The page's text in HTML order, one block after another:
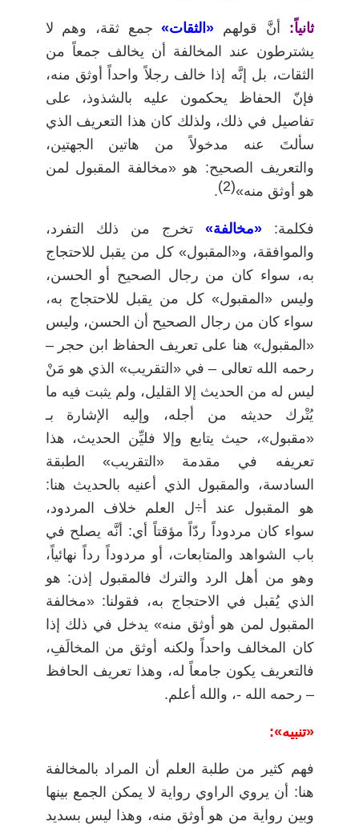
ثانياً: أنَّ قولهم «الثقات»جمع ثقة، وهم لا
يشترطون عند المخالفة أن يخالف جمعاً من
الثقات، بل إنَّه إذا خالف رجلاً واحداً أوثق منه،
فإنّ الحفاظ يحكمون عليه بالشذوذ، على
تفاصيل في ذلك، ولذلك كان هذا التعريف الذي
سألتَ عنه مدخولاً من هاتين الجهتين،
والتعريف الصحيح: هو «مخالفة المقبول لمن
هو أوثق منه»(2)
.
فكلمة:«مخالفة» تخرج من ذلك التفرد،
والموافقة، و«المقبول» كل من يقبل للاحتجاج
به، سواء كان من رجال الصحيح أو الحسن،
وليس «المقبول» كل من يقبل للاحتجاج به،
سواء كان من رجال الصحيح أن الحسن، وليس
«المقبول» هنا على تعريف الحفاظ ابن حجر –
رحمه الله تعالى – في «التقريب» الذي هو مَنْ
ليس له من الحديث إلا القليل، ولم يثبت فيه ما
يُتْرك حديثه من أجله، وإليه الإشارة بـ
«مقبول»، حيث يتابع وإلا فليِّن الحديث، هذا
تعريفه في مقدمة «التقريب» الطبقة
السادسة، والمقبول الذي أعنيه بالحديث هنا:
هو المقبول عند أ÷ل العلم خلاف المردود،
سواء كان مردوداً ردّاً مؤقتاً أي: أنَّه يصلح في
باب الشواهد والمتابعات، أو مردوداً رداً نهائياً،
وهو من أهل الرد والترك فالمقبول إذن: هو
الذي يُقبل في الاحتجاج به، فقولنا: «مخالفة
المقبول لمن هو أوثق منه» يدخل في ذلك إذا
كان المخالف واحداً ولكنه أوثق من المخالَفِ،
فالتعريف يكون جامعاً له، وهذا تعريف الحافظ
– رحمه الله -، والله أعلم.
«تنبيه»:
فهم كثير من طلبة العلم أن المراد بالمخالفة
هنا: أن يروي الراوي رواية لا يمكن الجمع بينها
وبين رواية من هو أوثق منه، وهذا ليس بسديد